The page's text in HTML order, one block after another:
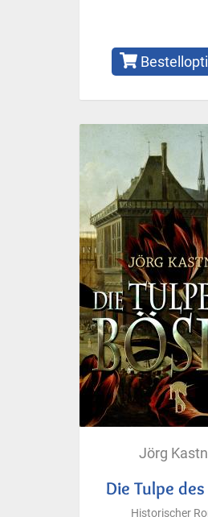
Jörg
Die Tulpe
Historischer